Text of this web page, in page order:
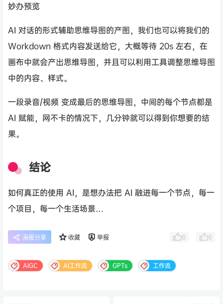
妙办预览
AI 对话的形式辅助思维导图的产图，我们也可以将我们的
Workdown 格式内容发送给它，大概等待 20s 左右，在
画布中就会产出思维导图，并且可以利用工具调整思维导图
中的内容、样式。
一段录音/视频 变成最后的思维导图，中间的每个节点都是
AI 赋能，网不卡的情况下，几分钟就可以得到你想要的结
果。
结论
如何真正的使用 AI，是想办法把 AI 融进每一个节点，每一
个项目，每一个生活场景…
海报分享 收藏 举报 0 0
AIGC AI工作流 GPTs 工作流